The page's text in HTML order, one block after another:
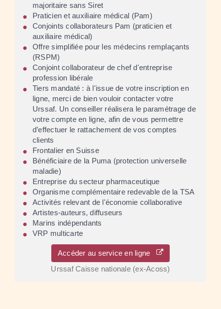
majoritaire sans Siret
Praticien et auxiliaire médical (Pam)
Conjoints collaborateurs Pam (praticien et
auxiliaire médical)
Offre simplifiée pour les médecins remplaçants
(RSPM)
Conjoint collaborateur de chef d'entreprise
profession libérale
Tiers mandaté : à l'issue de votre inscription en
ligne, merci de bien vouloir contacter votre
Urssaf. Un conseiller réalisera le paramétrage de
votre compte en ligne, afin de vous permettre
d’effectuer le rattachement de vos comptes
clients
Frontalier en Suisse
Bénéficiaire de la Puma (protection universelle
maladie)
Entreprise du secteur pharmaceutique
Organisme complémentaire redevable de la TSA
Activités relevant de l'économie collaborative
Artistes-auteurs, diffuseurs
Marins indépendants
VRP multicarte
Accéder au service en ligne
Urssaf Caisse nationale (ex-Acoss)